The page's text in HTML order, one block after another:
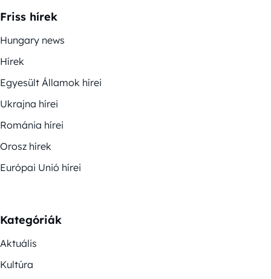
Friss hírek
Hungary news
Hírek
Egyesült Államok hírei
Ukrajna hírei
Románia hírei
Orosz hírek
Európai Unió hírei
Kategóriák
Aktuális
Kultúra